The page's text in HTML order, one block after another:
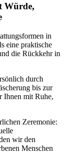
Würde,
in
eine praktische
die Rückkehr in
durch
bis zur
Ihnen mit Ruhe,
Zeremonie:
wir den
Menschen